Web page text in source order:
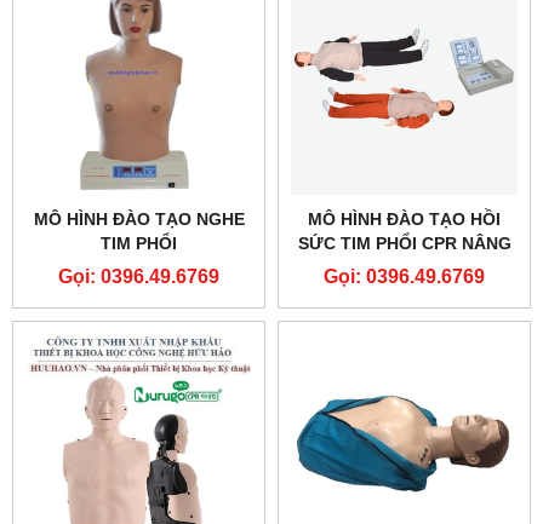
MÔ HÌNH ĐÀO TẠO NGHE
TIM PHỔI
Gọi: 0396.49.6769
MÔ HÌNH ĐÀO TẠO HỒI
SỨC TIM PHỔI CPR NÂNG
CAO GD/CPR10280
Gọi: 0396.49.6769